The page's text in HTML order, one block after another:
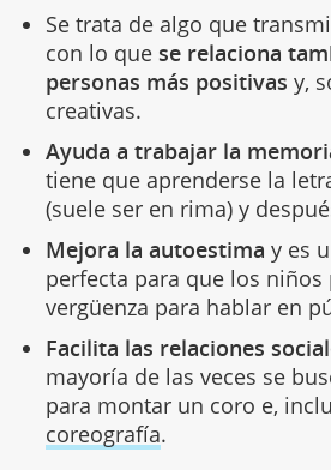
Se trata de algo que
con lo que se relaciona
personas más positivas y,
creativas.
Ayuda a trabajar la
tiene que aprenderse la
(suele ser en rima) y
Mejora la autoestima y es
perfecta para que los niños
vergüenza para hablar en
Facilita las relaciones
mayoría de las veces se
para montar un coro e,
coreografía.